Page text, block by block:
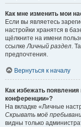
Как мне изменить мои
Если вы являетесь
настройки хранятся в
щёлкните на имени
ссылкеЛичный раздел.
предпочтения.
Вернуться к началу
Как избежать
конференции»?
На вкладке «Личные
Скрывать моё
видны только